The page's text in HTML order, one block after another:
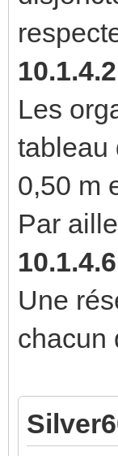
Les
tableau
0,50 m
Par
Une
chacun